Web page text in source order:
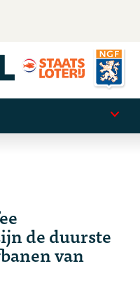
de duurste
van